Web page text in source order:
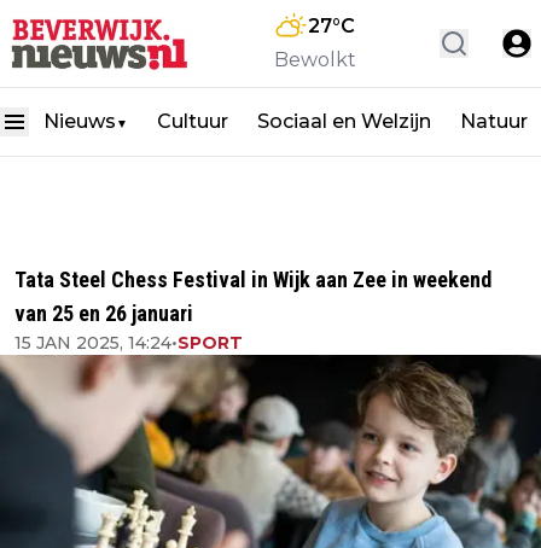
27°C
Bewolkt
Nieuws ▼ Cultuur Sociaal en Welzijn Natuur
Tata Steel Chess Festival in Wijk aan Zee in weekend
van 25 en 26 januari
15 JAN 2025, 14:24•SPORT